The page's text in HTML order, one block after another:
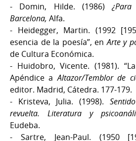
- Domin, Hilde. (1986)
Barcelona, Alfa.
- Heidegger, Martin. (1992
esencia de la poesía”, enArte y
de Cultura Económica.
- Huidobro, Vicente. (1981).
Apéndice aAltazor/Temblor de
editor. Madrid, Cátedra. 177-179.
- Kristeva, Julia. (1998).
revuelta. Literatura y
Eudeba.
- Sartre, Jean-Paul. (1950